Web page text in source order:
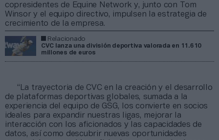
copresidentes de Equine Network y, junto con Tom
Winsor y el equipo directivo, impulsen la estrategia de
crecimiento de la empresa.
Relacionado
CVC lanza una división deportiva valorada en 11.610
millones de euros
“La trayectoria de CVC en la creación y el desarrollo
de plataformas deportivas globales, sumada a la
experiencia del equipo de GSG, los convierte en socios
ideales para expandir nuestras ligas, mejorar la
interacción con los aficionados y las capacidades de
datos, así como descubrir nuevas oportunidades